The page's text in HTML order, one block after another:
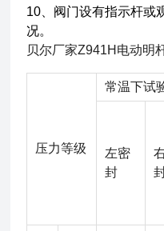
10、阀门设有指示杆或
况。
贝尔厂家Z941H电动明
压力等级
常温下试
左密
封